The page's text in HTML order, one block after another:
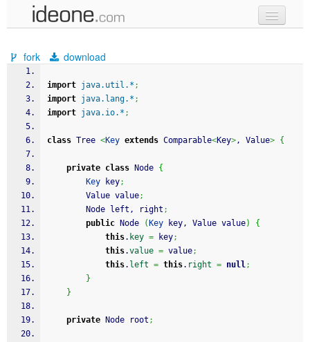
samples
recent codes
sign in
fork download
import java.util.* ;
import java.lang.* ;
import java.io.* ;
class Tree <Key extends Comparable<Key>, Value> {
private class Node {
Key key;
		Value value
;
		Node left, right
;
public Node ( Key key, Value value)
{
this. key = key;
this.value = value;
this. left = this. right = null;
}
}
private Node root ;